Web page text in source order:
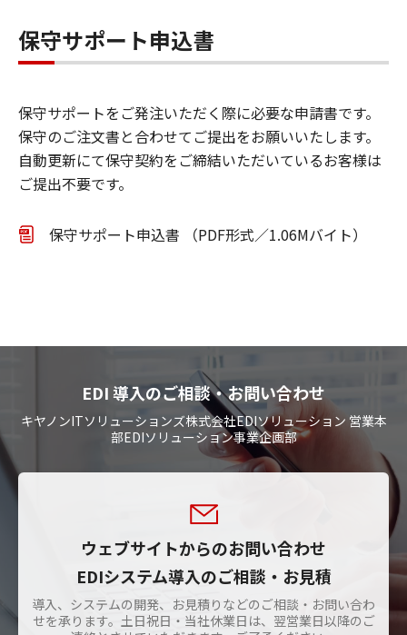
保守サポート申込書
保守サポートをご発注いただく際に必要な申請書です。
保守のご注文書と合わせてご提出をお願いいたします。
自動更新にて保守契約をご締結いただいているお客様は
ご提出不要です。
保守サポート申込書 （PDF形式／1.06Mバイト）
EDI 導入のご相談・お問い合わせ
キヤノンITソリューションズ株式会社EDIソリューション 営業本
部EDIソリューション事業企画部
ウェブサイトからのお問い合わせ
EDIシステム導入のご相談・お見積
導入、システムの開発、お見積りなどのご相談・お問い合わ
せを承ります。土日祝日・当社休業日は、翌営業日以降のご